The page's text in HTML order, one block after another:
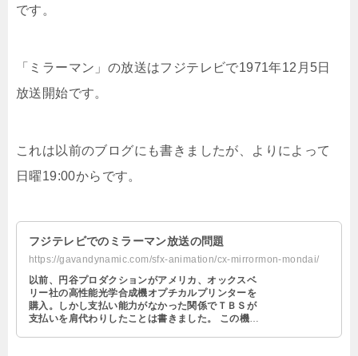
です。
「ミラーマン」の放送はフジテレビで1971年12月5日
放送開始です。
これは以前のブログにも書きましたが、よりによって
日曜19:00からです。
フジテレビでのミラーマン放送の問題
https://gavandynamic.com/sfx-animation/cx-mirrormon-mondai/
以前、円谷プロダクションがアメリカ、オックスベ
リー社の高性能光学合成機オプチカルプリンターを
購入。しかし支払い能力がなかった関係でＴＢＳが
支払いを肩代わりしたことは書きました。 この機械